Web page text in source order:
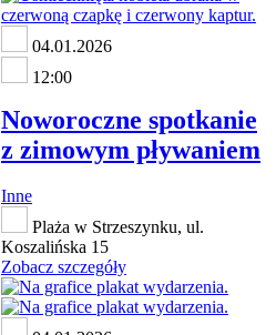
04.01.2026
12:00
Noworoczne spotkanie
z zimowym pływaniem
Inne
Plaża w Strzeszynku, ul.
Koszalińska 15
Zobacz szczegóły